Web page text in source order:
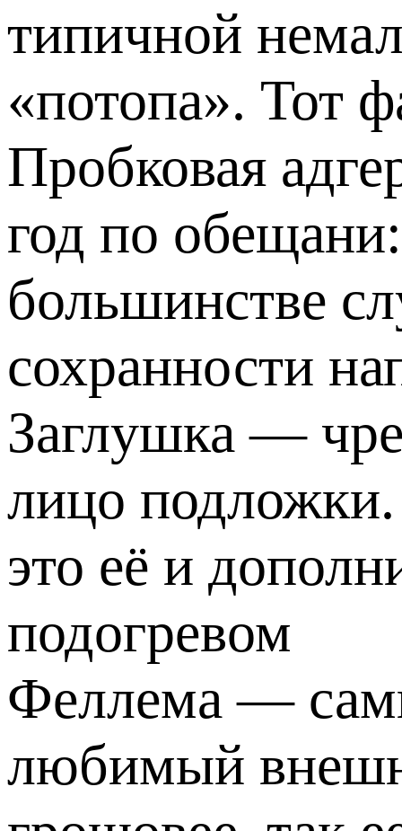
типичной
«потопа». Тот
Пробковая
год по
большинстве
сохранности
Заглушка —
лицо
это её и
подогревом
Феллема —
любимый